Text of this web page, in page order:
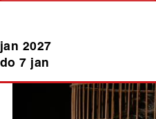
jan 2027
do 7 jan